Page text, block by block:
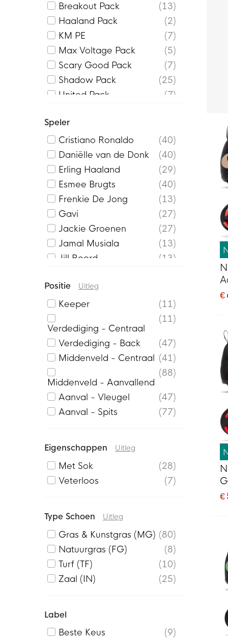
€
€
Breakout Pack
13
Haaland Pack
2
KM PE
7
Max Voltage Pack
5
Scary Good Pack
7
Shadow Pack
25
United Pack
7
Speler
Cristiano Ronaldo
40
Daniëlle van de Donk
40
Erling Haaland
29
Esmee Brugts
40
Frenkie De Jong
13
Gavi
27
Jackie Groenen
27
Jamal Musiala
13
Jill Roord
13
Kevin de Bruyne
Kylian Mbappé
47
27
Nathan Aké
Vinícius Júnior
44
Virgil van Dijk
7
Positie Uitleg
Keeper 11
Verdediging - Centraal
11
Verdediging - Back
47
Middenveld - Centraal
41
Middenveld - Aanvallend
88
Aanval - Vleugel
47
Aanval - Spits
77
Eigenschappen Uitleg
Met Sok
28
Veterloos
7
Type Schoen Uitleg
Gras & Kunstgras (MG)
80
Natuurgras (FG)
8
Turf (TF)
10
Zaal (IN)
25
Label
Beste Keus
9